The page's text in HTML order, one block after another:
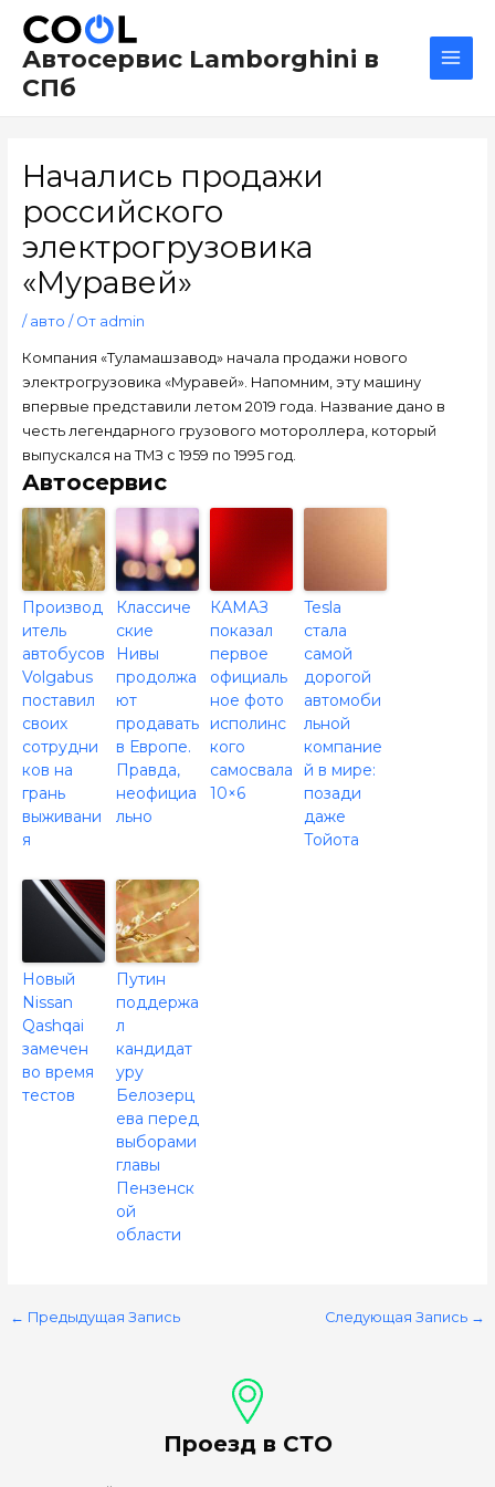
содержимому
Автосервис Lamborghini в
СПб
Начались продажи
российского
электрогрузовика
«Муравей»
/ авто / От admin
Компания «Туламашзавод» начала продажи нового
электрогрузовика «Муравей». Напомним, эту машину
впервые представили летом 2019 года. Название дано в
честь легендарного грузового мотороллера, который
выпускался на ТМЗ с 1959 по 1995 год.
Автосервис
Производ
итель
автобусов
Volgabus
поставил
своих
сотрудни
ков на
грань
выживани
я
Классиче
ские
Нивы
продолжа
ют
продавать
в Европе.
Правда,
неофициа
льно
КАМАЗ
показал
первое
официаль
ное фото
исполинс
кого
самосвала
10×6
Tesla
стала
самой
дорогой
автомоби
льной
компание
й в мире:
позади
даже
Тойота
Новый
Nissan
Qashqai
замечен
во время
тестов
Путин
поддержа
л
кандидат
уру
Белозерц
ева перед
выборами
главы
Пензенск
ой
области
по
записям
← Предыдущая Запись Следующая Запись →
Проезд в СТО